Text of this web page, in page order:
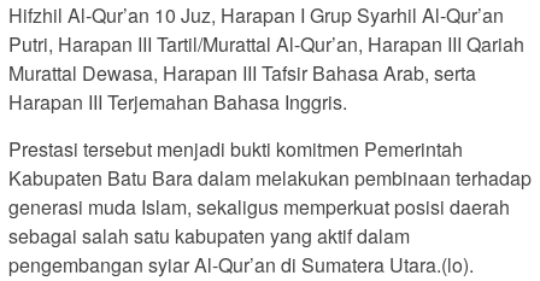
Hifzhil Al-Qur’an 10 Juz, Harapan I Grup Syarhil Al-Qur’an
Putri, Harapan III Tartil/Murattal Al-Qur’an, Harapan III Qariah
Murattal Dewasa, Harapan III Tafsir Bahasa Arab, serta
Harapan III Terjemahan Bahasa Inggris.
Prestasi tersebut menjadi bukti komitmen Pemerintah
Kabupaten Batu Bara dalam melakukan pembinaan terhadap
generasi muda Islam, sekaligus memperkuat posisi daerah
sebagai salah satu kabupaten yang aktif dalam
pengembangan syiar Al-Qur’an di Sumatera Utara.(lo).